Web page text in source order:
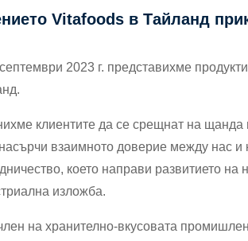
Vitafoods в Тайланд
2023 г. представихме
клиентите да се срещнат на
взаимното доверие между нас и
което направи развитието
изложба.
на хранително-вкусовата